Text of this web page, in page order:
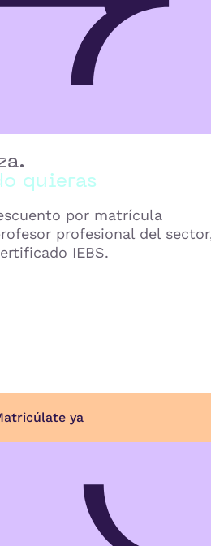
quieras
por matrícula
profesional del
IEBS.
ya